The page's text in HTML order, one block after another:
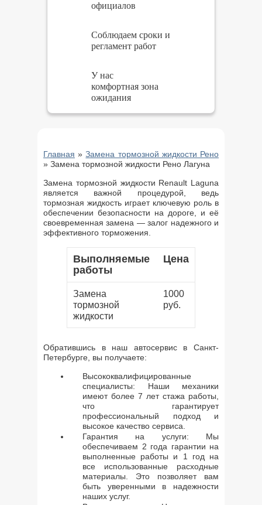
официалов
Соблюдаем сроки и
регламент работ
У нас
комфортная зона
ожидания
Главная »Замена тормозной жидкости Рено
» Замена тормозной жидкости Рено Лагуна
Замена тормозной жидкости Renault Laguna
является важной процедурой, ведь
тормозная жидкость играет ключевую роль в
обеспечении безопасности на дороге, и её
своевременная замена — залог надежного и
эффективного торможения.
Выполняемые
работы
Цена
Замена
тормозной
жидкости
1000
руб.
Обратившись в наш автосервис в Санкт-
Петербурге, вы получаете:
Высококвалифицированные
специалисты: Наши механики
имеют более 7 лет стажа работы,
что гарантирует
профессиональный подход и
высокое качество сервиса.
Гарантия на услуги: Мы
обеспечиваем 2 года гарантии на
выполненные работы и 1 год на
все использованные расходные
материалы. Это позволяет вам
быть уверенными в надежности
наших услуг.